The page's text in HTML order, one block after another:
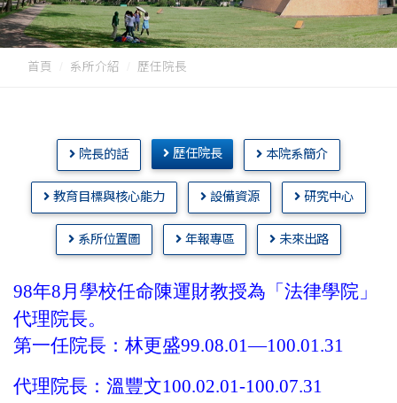
首頁 系所介紹 歷任院長
院長的話 歷任院長 本院系簡介
教育目標與核心能力 設備資源 研究中心
系所位置圖 年報專區 未來出路
98年8月學校任命陳運財教授為「法律學院」
代理院長。
第一任院長：林更盛99.08.01—100.01.31
代理院長：溫豐文100.02.01-100.07.31